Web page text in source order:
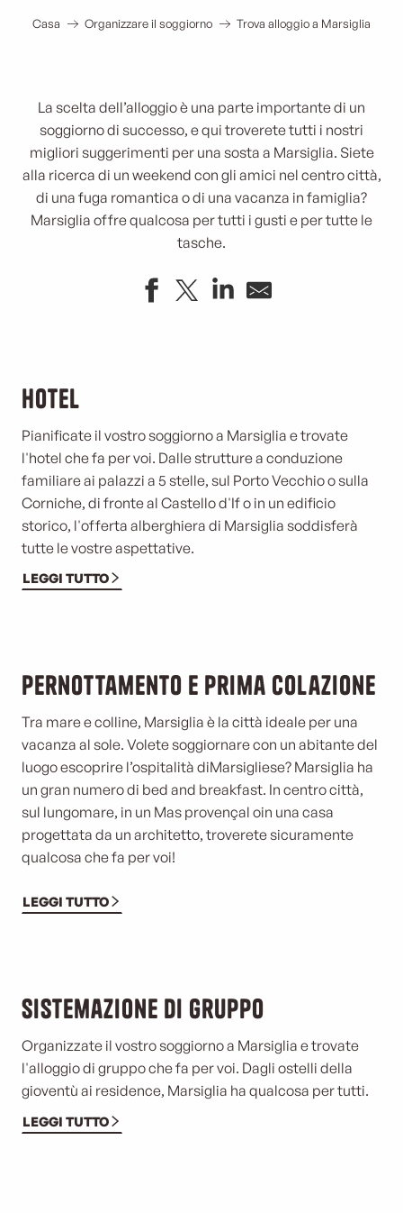
Casa Organizzare il soggiorno Trova alloggio a Marsiglia
La scelta dell’alloggio è una parte importante di un
soggiorno di successo, e qui troverete tutti i nostri
migliori suggerimenti per una sosta a Marsiglia. Siete
alla ricerca di un weekend con gli amici nel centro città,
di una fuga romantica o di una vacanza in famiglia?
Marsiglia offre qualcosa per tutti i gusti e per tutte le
tasche.
Hotel
Pianificate il vostro soggiorno a Marsiglia e trovate
l'hotel che fa per voi. Dalle strutture a conduzione
familiare ai palazzi a 5 stelle, sul Porto Vecchio o sulla
Corniche, di fronte al Castello d'If o in un edificio
storico, l'offerta alberghiera di Marsiglia soddisferà
tutte le vostre aspettative.
LEGGI TUTTO
Pernottamento e prima colazione
Tra mare e colline, Marsiglia è la città ideale per una
vacanza al sole. Volete soggiornare con un abitante del
luogo escoprire l’ospitalità diMarsigliese? Marsiglia ha
un gran numero di bed and breakfast. In centro città,
sul lungomare, in un Mas provençal oin una casa
progettata da un architetto, troverete sicuramente
qualcosa che fa per voi!
LEGGI TUTTO
Sistemazione di gruppo
Organizzate il vostro soggiorno a Marsiglia e trovate
l'alloggio di gruppo che fa per voi. Dagli ostelli della
gioventù ai residence, Marsiglia ha qualcosa per tutti.
LEGGI TUTTO